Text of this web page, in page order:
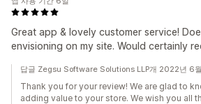
Great app & lovely customer service!
envisioning on my site. Would certainly
답글 Zegsu Software Solutions LLP개 2022년 6
Thank you for your review! We are glad to
adding value to your store. We wish you all